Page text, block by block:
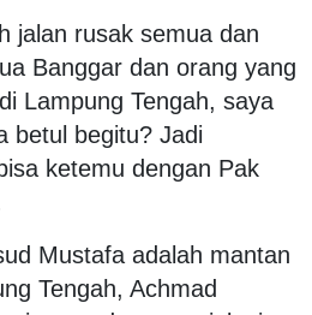
jalan rusak semua dan
Banggar dan orang yang
Lampung Tengah, saya
betul begitu? Jadi
ketemu dengan Pak
Mustafa adalah mantan
Tengah, Achmad